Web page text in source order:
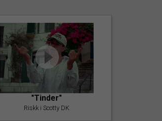
"Tinder"
Riskk i Scotty DK